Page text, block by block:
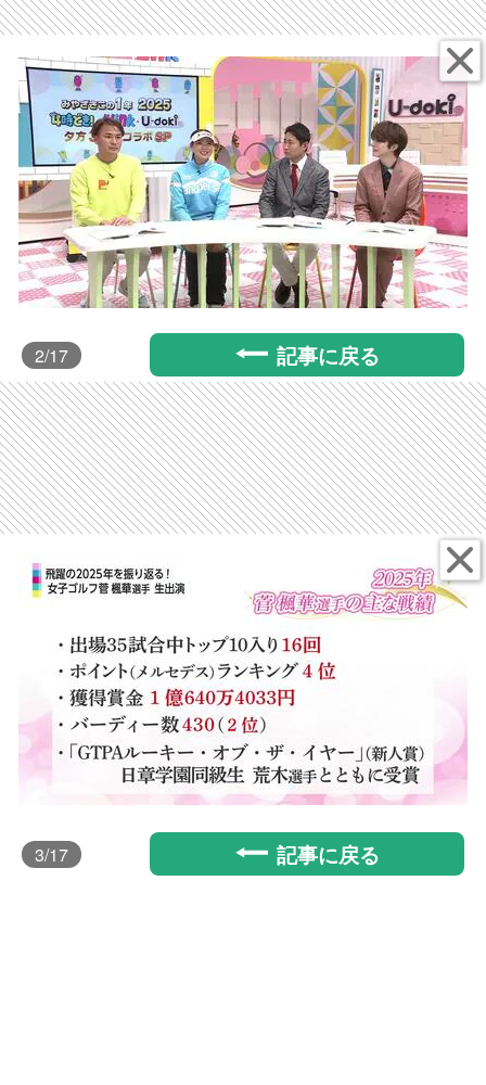
2/17 記事に戻る
3/17 記事に戻る